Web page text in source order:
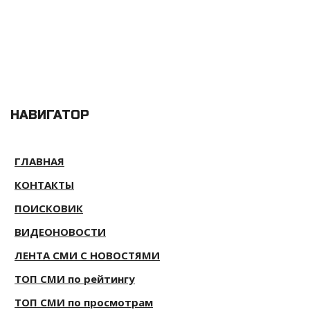
НАВИГАТОР
ГЛАВНАЯ
КОНТАКТЫ
ПОИСКОВИК
ВИДЕОНОВОСТИ
ЛЕНТА СМИ С НОВОСТЯМИ
ТОП СМИ по рейтингу
ТОП СМИ по просмотрам